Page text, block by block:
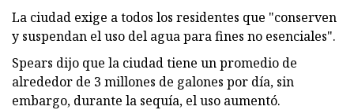
La ciudad exige a todos los residentes que "conserven
y suspendan el uso del agua para fines no esenciales".
Spears dijo que la ciudad tiene un promedio de
alrededor de 3 millones de galones por día, sin
embargo, durante la sequía, el uso aumentó.